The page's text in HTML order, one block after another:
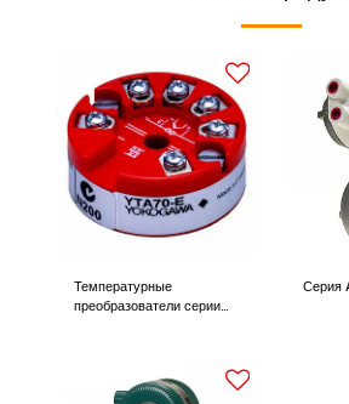
Температурные
преобразователи серии
Серия